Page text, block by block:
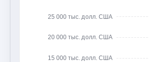
15 000 тыс. долл. США
20 000 тыс. долл. США
25 000 тыс. долл. США